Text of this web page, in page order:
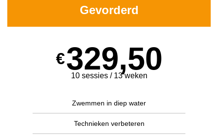
Gevorderd
€329,50
10 sessies / 13 weken
Zwemmen in diep water
Technieken verbeteren